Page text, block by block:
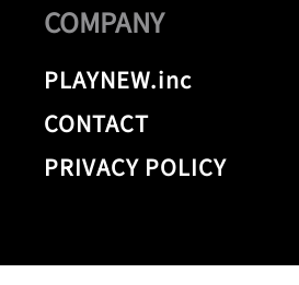
COMPANY
PLAYNEW.inc
CONTACT
PRIVACY POLICY